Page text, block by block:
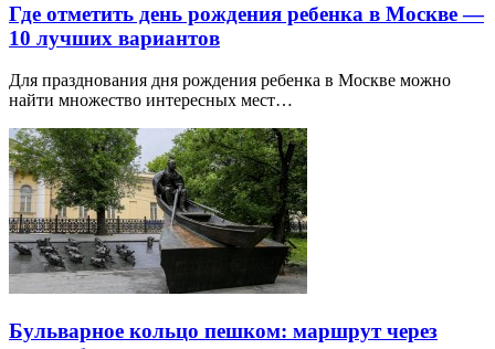
Где отметить день рождения ребенка в Москве —
10 лучших вариантов
Для празднования дня рождения ребенка в Москве можно
найти множество интересных мест…
Бульварное кольцо пешком: маршрут через